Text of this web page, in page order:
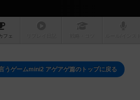
フェ
うゲームmini2 アゲアゲ篇のトップに戻る